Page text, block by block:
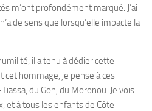
m’ont profondément marqué. J’ai
de sens que lorsqu’elle impacte la
il a tenu à dédier cette
cet hommage, je pense à ces
du Goh, du Moronou. Je vois
et à tous les enfants de Côte